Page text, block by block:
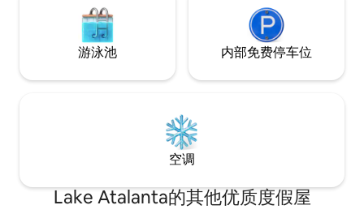
游泳池 内部免费停车位
空调
Lake Atalanta的其他优质度假屋